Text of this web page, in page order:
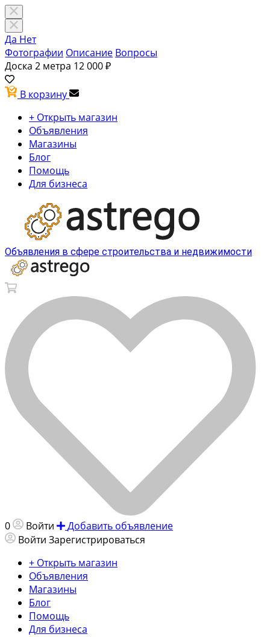
Да Нет
Фотографии Описание Вопросы
Доска 2 метра 12 000 ₽
В корзину
+ Открыть магазин
Объявления
Магазины
Блог
Помощь
Для бизнеса
Объявления в сфере строительства и недвижимости
0 Войти
Добавить объявление
Войти Зарегистрироваться
+ Открыть магазин
Объявления
Магазины
Блог
Помощь
Для бизнеса